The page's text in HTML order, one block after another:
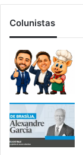
Colunistas